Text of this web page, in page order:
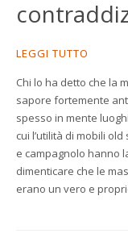
LEGGI TUTTO
Chi lo ha detto che la
sapore fortemente
spesso in mente
cui l’utilità di mobili
e campagnolo hanno
dimenticare che le
erano un vero e